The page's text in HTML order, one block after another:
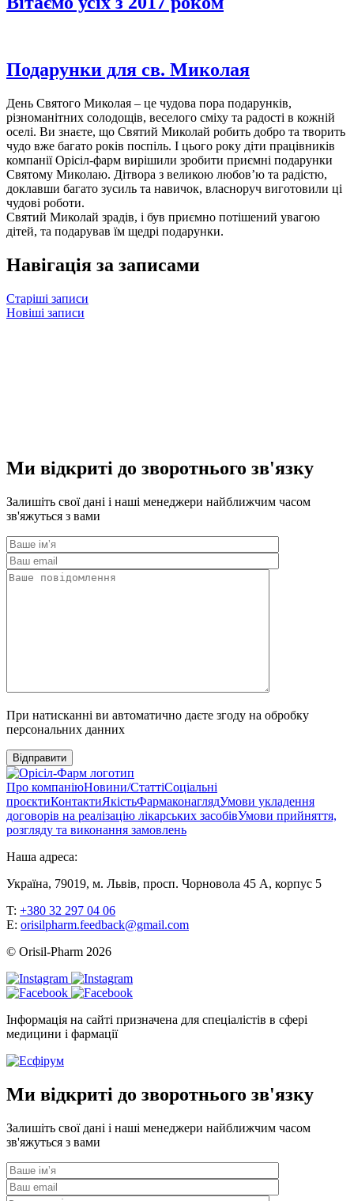
Подарунки для св. Миколая
День Святого Миколая – це чудова пора подарунків,
різноманітних солодощів, веселого сміху та радості в кожній
оселі. Ви знаєте, що Святий Миколай робить добро та творить
чудо вже багато років поспіль. І цього року діти працівників
компанії Орісіл-фарм вирішили зробити приємні подарунки
Святому Миколаю. Дітвора з великою любов’ю та радістю,
доклавши багато зусиль та навичок, власноруч виготовили ці
чудові роботи.
Святий Миколай зрадів, і був приємно потішений увагою
дітей, та подарував їм щедрі подарунки.
Навігація за записами
Старіші записи
Новіші записи
Ми відкриті до зворотнього зв'язку
Залишіть свої дані і наші менеджери найближчим часом
зв'яжуться з вами
При натисканні ви автоматично даєте згоду на обробку
персональних данних
Відправити
Про компаніюНовини/СтаттіСоціальні
проєктиКонтактиЯкістьФармаконаглядУмови укладення
договорів на реалізацію лікарських засобівУмови прийняття,
розгляду та виконання замовлень
Наша адреса:
Україна, 79019, м. Львів, просп. Чорновола 45 А, корпус 5
T: +380 32 297 04 06
E: orisilpharm.feedback@gmail.com
© Orisil-Pharm 2026
Інформація на сайті призначена для спеціалістів в сфері
медицини і фармації
Ми відкриті до зворотнього зв'язку
Залишіть свої дані і наші менеджери найближчим часом
зв'яжуться з вами